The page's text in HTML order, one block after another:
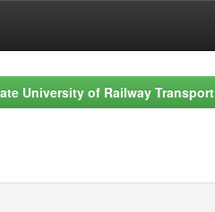
University of Railway Transport